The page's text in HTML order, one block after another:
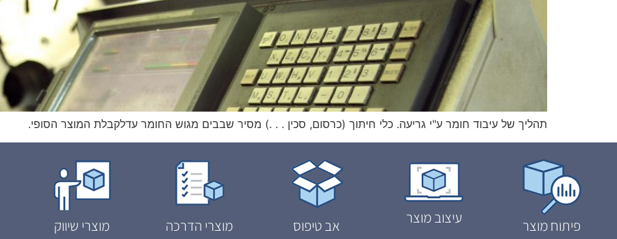
תהליך של עיבוד חומר ע"י גריעה. כלי חיתוך (כרסום, סכין . . .) מסיר שבבים מגוש החומר עדלקבלת המוצר הסופי.
פיתוח מוצר עיצוב מוצר אב טיפוס מוצרי הדרכה מוצרי שיווק